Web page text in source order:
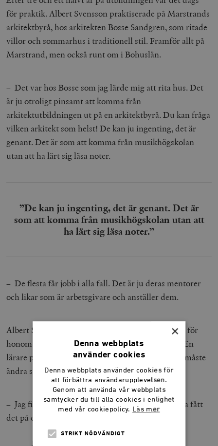
för praktik. Albert Svensson praktiserade på Marstrands
arkitektbyrå, hos arkitekten Bosse Sandgren, som ritade
villor och sommarhus i traditionell stil. Framför allt på
Marstrand, men också runt om i Bohuslän.
– Det var hos Bosse som jag lärde mig att rita hus. Det
är ju otroligt pinsamt att komma från
arkitektutbildningen ut på en arkitektbyrå. Du kan fråga
vilken arkitekt som helst! De kan ju ingenting, det är
genant. Det är som att komma från musikhögskolan
utan att ha lärt sig läsa noter.
”De kan ju ingenting, det är genant. Det är
som att komma från musikhögskolan utan att
ha lärt sig läsa noter.”
– De flesta får jobb i alla fall. Det är ju deras mentorer
och likar som är arbetsgivare och anställer dem.
Albert Svensson trodde att det skulle vara svårare för
honom som klassisk arkitekt att få jobb i Sverige. En
lärare på Chalmers sade rentav åt honom att han måste
ändra stil.
– Jag fick visserligen jobb, men jag skulle aldrig ha fått
det på ett vanligt arkitektkontor.
×
Denna webbplats
använder cookies
Denna webbplats använder cookies för
att förbättra användarupplevelsen.
Genom att använda vår webbplats
samtycker du till alla cookies i enlighet
med vår cookiepolicy. Läs mer
STRIKT NÖDVÄNDIGT